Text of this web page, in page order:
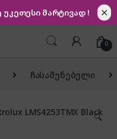
უკეთესი მარტივად ! ✕
0
ჩასაშენებელი
🔍